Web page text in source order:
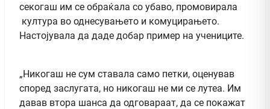
секогаш им се обраќала со убаво, промовирала
култура во однесувањето и комуцирањето.
Настојувала да даде добар пример на учениците.
„Никогаш не сум ставала само петки, оценував
според заслугата, но никогаш не ми се лутеа. Им
давав втора шанса да одговараат, да се покажат